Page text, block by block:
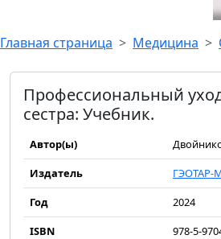
Главная страница Медицина
Профессиональный
сестра: Учебник.
Автор(ы)
Издатель
ГЭОТАР-
Год
2024
ISBN
978-5-